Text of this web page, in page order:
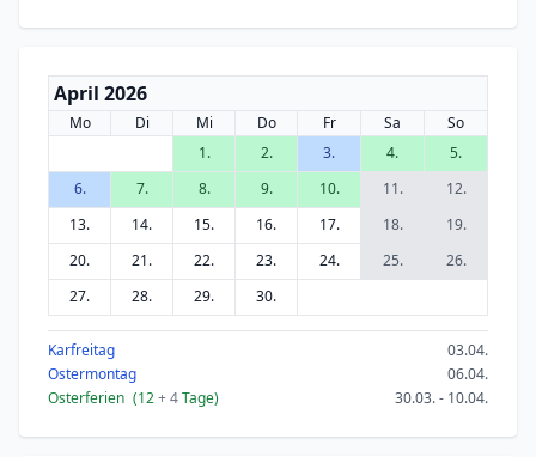
April 2026
Mo Di Mi Do Fr Sa
So
1.
2. 3. 4.
5.
6.
7. 8. 9. 10. 11.
12.
13.
14. 15. 16. 17. 18.
19.
20.
21. 22. 23. 24. 25.
26.
27.
28. 29. 30.
Karfreitag
03.04.
Ostermontag
06.04.
Osterferien (12+ 4Tage) 30.03. - 10.04.